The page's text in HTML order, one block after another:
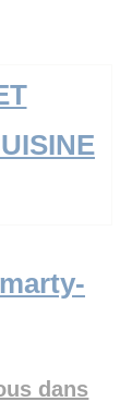
dans